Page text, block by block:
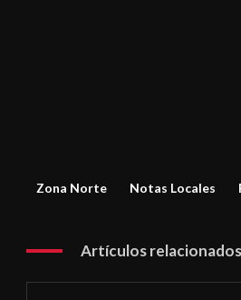
Zona Norte Notas Locales
Artículos relacionados